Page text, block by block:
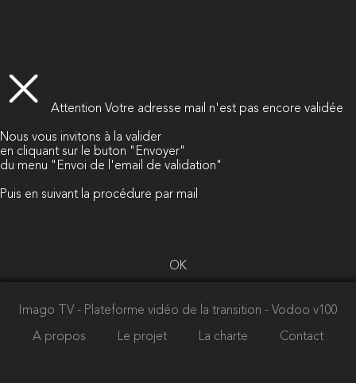
Attention Votre adresse mail n'est pas encore validée
Nous vous invitons à la valider
en cliquant sur le buton "Envoyer"
du menu "Envoi de l'email de validation"
Puis en suivant la procédure par mail
OK
Imago TV - Plateforme vidéo de la transition - Vodoo v100
A propos Le projet La charte Contact